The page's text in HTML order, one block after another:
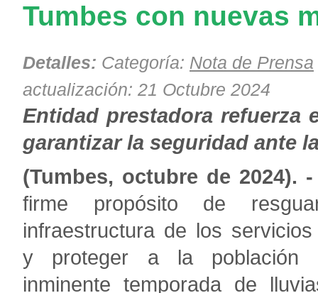
Tumbes con nuevas
Detalles: Categoría: Nota de Prensa
actualización: 21 Octubre 2024
Entidad prestadora refuerza
garantizar la seguridad ante
(Tumbes, octubre de 2024). -
firme propósito de
infraestructura de los
y proteger a la población
inminente temporada de